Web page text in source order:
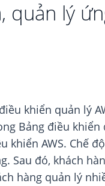
quản lý
khiển quản lý
Bảng điều khiển
AWS. Chế
Sau đó, khách
hàng quản lý